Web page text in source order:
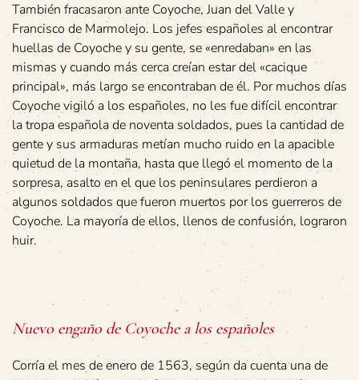
También fracasaron ante Coyoche, Juan del Valle y
Francisco de Marmolejo. Los jefes españoles al encontrar
huellas de Coyoche y su gente, se «enredaban» en las
mismas y cuando más cerca creían estar del «cacique
principal», más largo se encontraban de él. Por muchos días
Coyoche vigiló a los españoles, no les fue difícil encontrar
la tropa española de noventa soldados, pues la cantidad de
gente y sus armaduras metían mucho ruido en la apacible
quietud de la montaña, hasta que llegó el momento de la
sorpresa, asalto en el que los peninsulares perdieron a
algunos soldados que fueron muertos por los guerreros de
Coyoche. La mayoría de ellos, llenos de confusión, lograron
huir.
Nuevo engaño de Coyoche a los españoles
Corría el mes de enero de 1563, según da cuenta una de